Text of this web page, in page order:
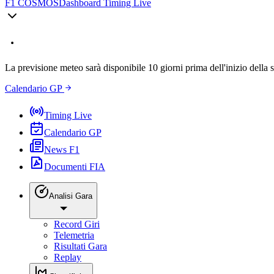
F1 COSMOSDashboard Timing Live
La previsione meteo sarà disponibile 10 giorni prima dell'inizio della
Calendario GP
Timing Live
Calendario GP
News F1
Documenti FIA
Analisi Gara
Record Giri
Telemetria
Risultati Gara
Replay